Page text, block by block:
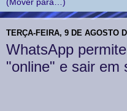
TERÇA-FEIRA, 9 DE AGOSTO
WhatsApp
"online" e sair em